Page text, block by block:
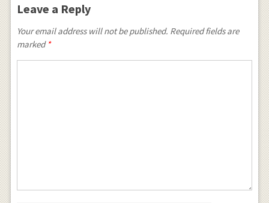
Leave a Reply
Your email address will not be published. Required fields are
marked *